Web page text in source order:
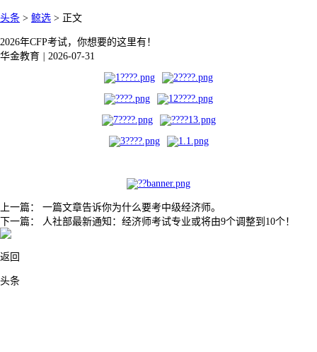
头条 > 鲸选 > 正文
2026年CFP考试，你想要的这里有！
华金教育
2026-07-31
上一篇： 一篇文章告诉你为什么要考中级经济师。
下一篇： 人社部最新通知：经济师考试专业或将由9个调整到10个！
返回
头条